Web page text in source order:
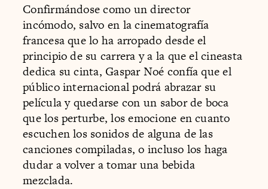
Confirmándose como un director
incómodo, salvo en la cinematografía
francesa que lo ha arropado desde el
principio de su carrera y a la que el cineasta
dedica su cinta, Gaspar Noé confía que el
público internacional podrá abrazar su
película y quedarse con un sabor de boca
que los perturbe, los emocione en cuanto
escuchen los sonidos de alguna de las
canciones compiladas, o incluso los haga
dudar a volver a tomar una bebida
mezclada.